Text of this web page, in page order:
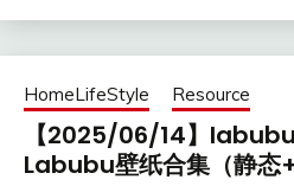
HomeLifeStyle Resource
【2025/06/14】
Labubu壁纸合集（静态+